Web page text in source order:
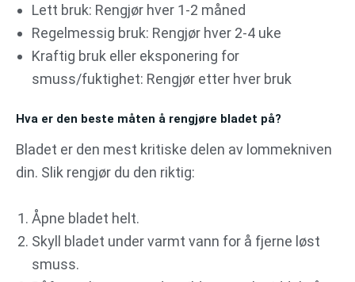
Lett bruk: Rengjør hver 1-2 måned
Regelmessig bruk: Rengjør hver 2-4 uke
Kraftig bruk eller eksponering for
smuss/fuktighet: Rengjør etter hver bruk
Hva er den beste måten å rengjøre bladet på?
Bladet er den mest kritiske delen av lommekniven
din. Slik rengjør du den riktig:
Åpne bladet helt.
Skyll bladet under varmt vann for å fjerne løst
smuss.